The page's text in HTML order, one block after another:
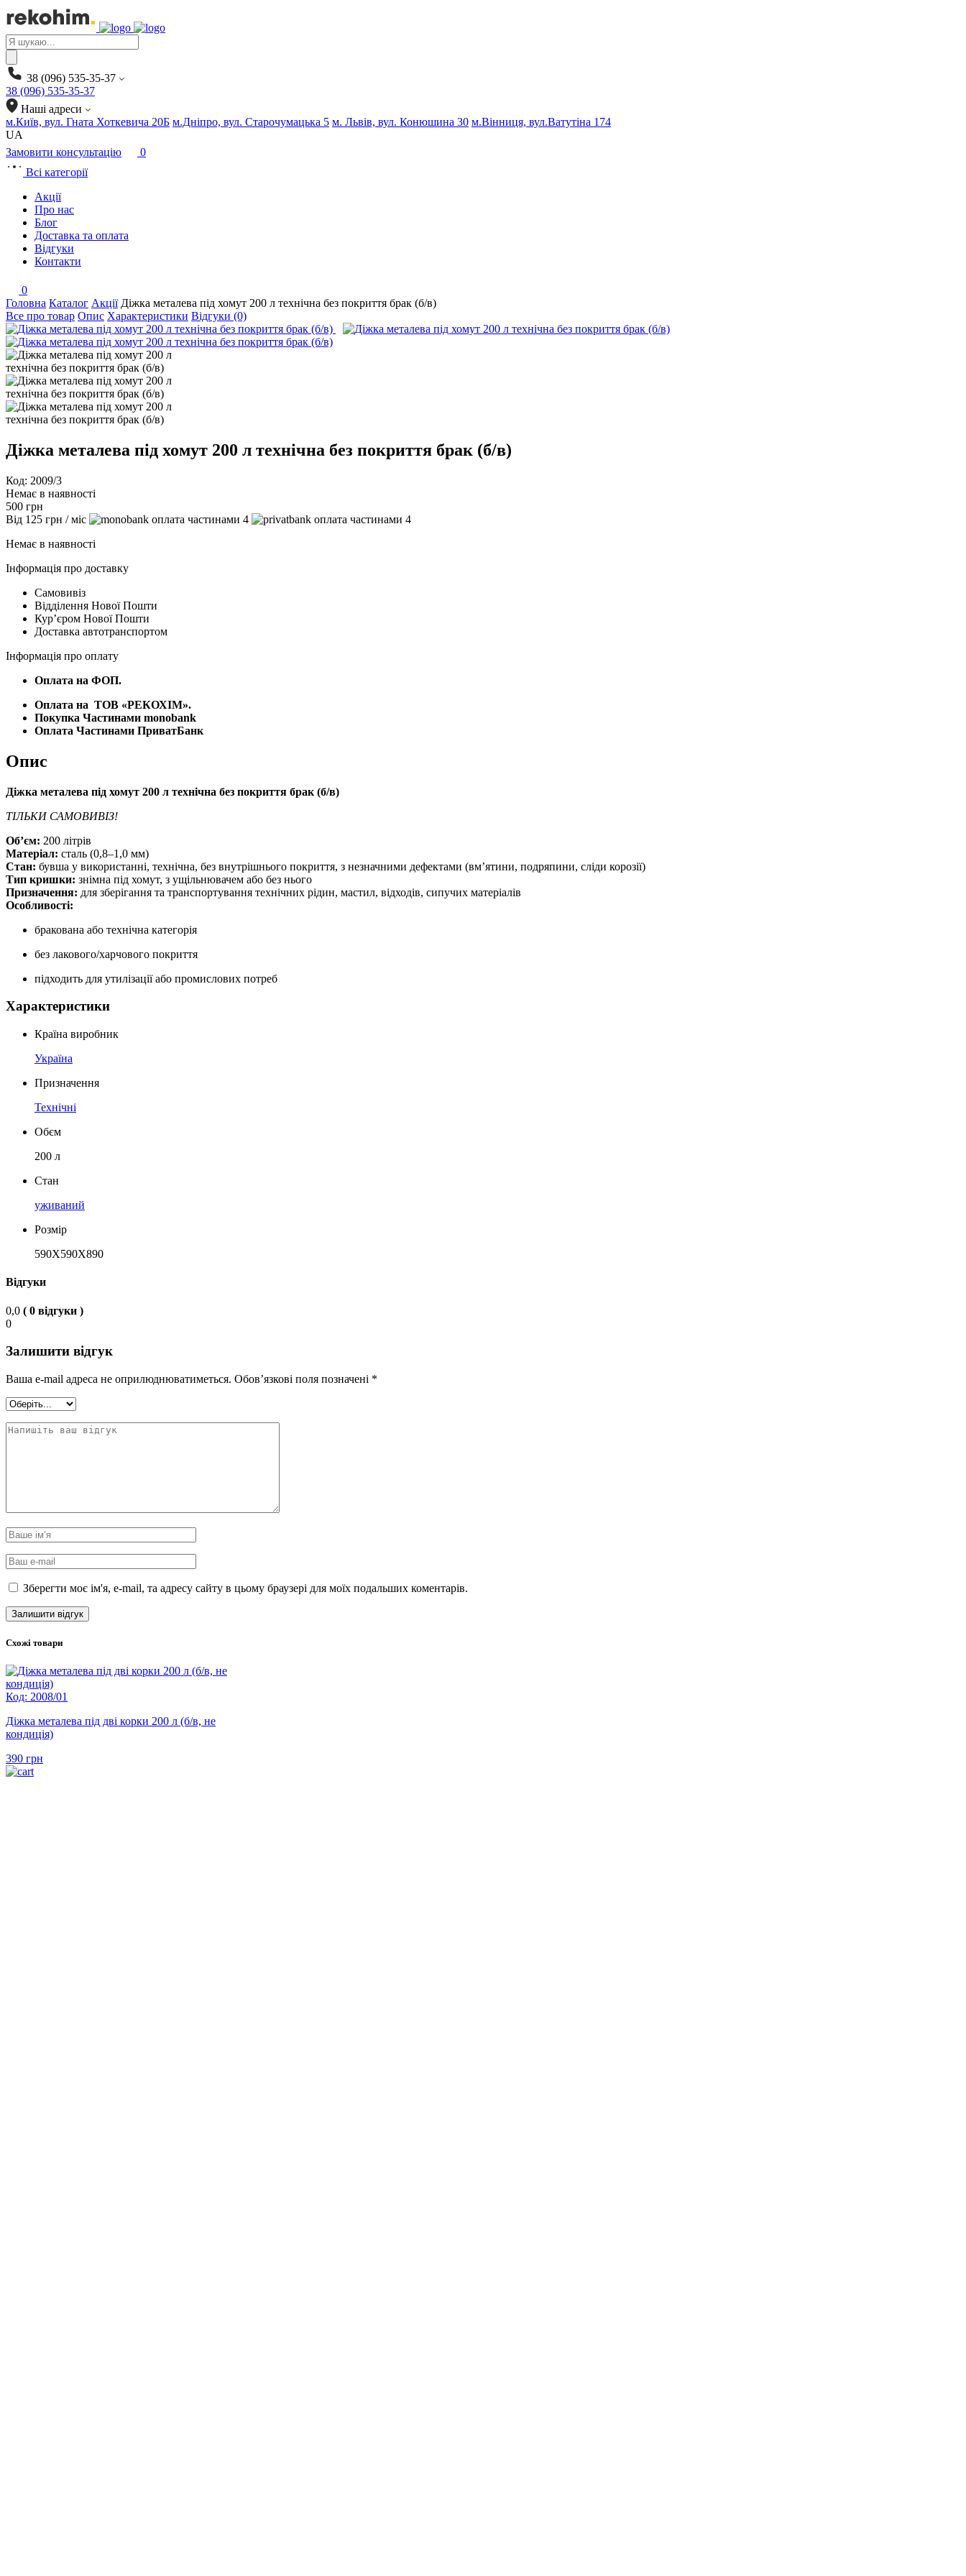
Products
search
38 (096) 535-35-37
38 (096) 535-35-37
Наші адреси
м.Київ, вул. Гната Хоткевича 20Б м.Дніпро, вул. Старочумацька 5 м. Львів, вул. Конюшина 30 м.Вінниця, вул.Ватутіна 174
UA
Замовити консультацію
0
Всі категорії
Акції
Про нас
Блог
Доставка та оплата
Відгуки
Контакти
0
Головна Каталог Акції Діжка металева під хомут 200 л технічна без покриття брак (б/в)
Все про товар Опис Характеристики Відгуки (0)
Діжка металева під хомут 200 л технічна без покриття брак (б/в)
Код: 2009/3
Немає в наявності
500 грн
Від 125 грн / міс 4
4
Немає в наявності
Інформація про доставку
Самовивіз
Відділення Нової Пошти
Курʼєром Нової Пошти
Доставка автотранспортом
Інформація про оплату
Оплата на ФОП.
Оплата на ТОВ «РЕКОХІМ».
Покупка Частинами monobank
Оплата Частинами ПриватБанк
Опис
Діжка металева під хомут 200 л технічна без покриття брак (б/в)
ТІЛЬКИ САМОВИВІЗ!
Об’єм: 200 літрів
Матеріал: сталь (0,8–1,0 мм)
Стан: бувша у використанні, технічна, без внутрішнього покриття, з незначними дефектами (вм’ятини, подряпини, сліди корозії)
Тип кришки: знімна під хомут, з ущільнювачем або без нього
Призначення: для зберігання та транспортування технічних рідин, мастил, відходів, сипучих матеріалів
Особливості:
бракована або технічна категорія
без лакового/харчового покриття
підходить для утилізації або промислових потреб
Характеристики
Країна виробник
Україна
Призначення
Технічні
Обєм
200 л
Стан
уживаний
Розмір
590Х590Х890
Відгуки
0,0 ( 0 відгуки )
0
Залишити відгук
Ваша e-mail адреса не оприлюднюватиметься. Обов’язкові поля позначені *
Зберегти моє ім'я, e-mail, та адресу сайту в цьому браузері для моїх подальших коментарів.
Схожі товари
Код: 2008/01
Діжка металева під дві корки 200 л (б/в, не
кондиція)
390 грн